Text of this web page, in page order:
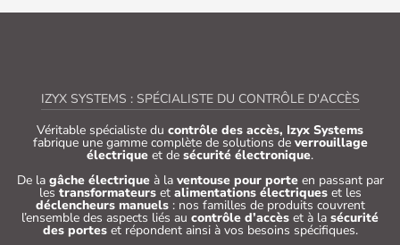
IZYX SYSTEMS : SPÉCIALISTE DU CONTRÔLE D'ACCÈS
Véritable spécialiste du contrôle des accès, Izyx Systems
fabrique une gamme complète de solutions de verrouillage
électrique et de sécurité électronique.
De la gâche électriqueà la ventouse pour porteen passant par
les transformateurset alimentations électriqueset les
déclencheurs manuels: nos familles de produits couvrent
l’ensemble des aspects liés au contrôle d’accès et à la sécurité
des porteset répondent ainsi à vos besoins spécifiques.